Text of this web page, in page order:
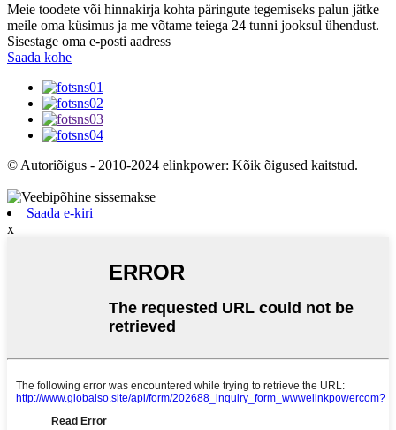
Meie toodete või hinnakirja kohta päringute tegemiseks palun jätke
meile oma küsimus ja me võtame teiega 24 tunni jooksul ühendust.
Sisestage oma e-posti aadress
Saada kohe
© Autoriõigus - 2010-2024 elinkpower: Kõik õigused kaitstud.
Saada e-kiri
x